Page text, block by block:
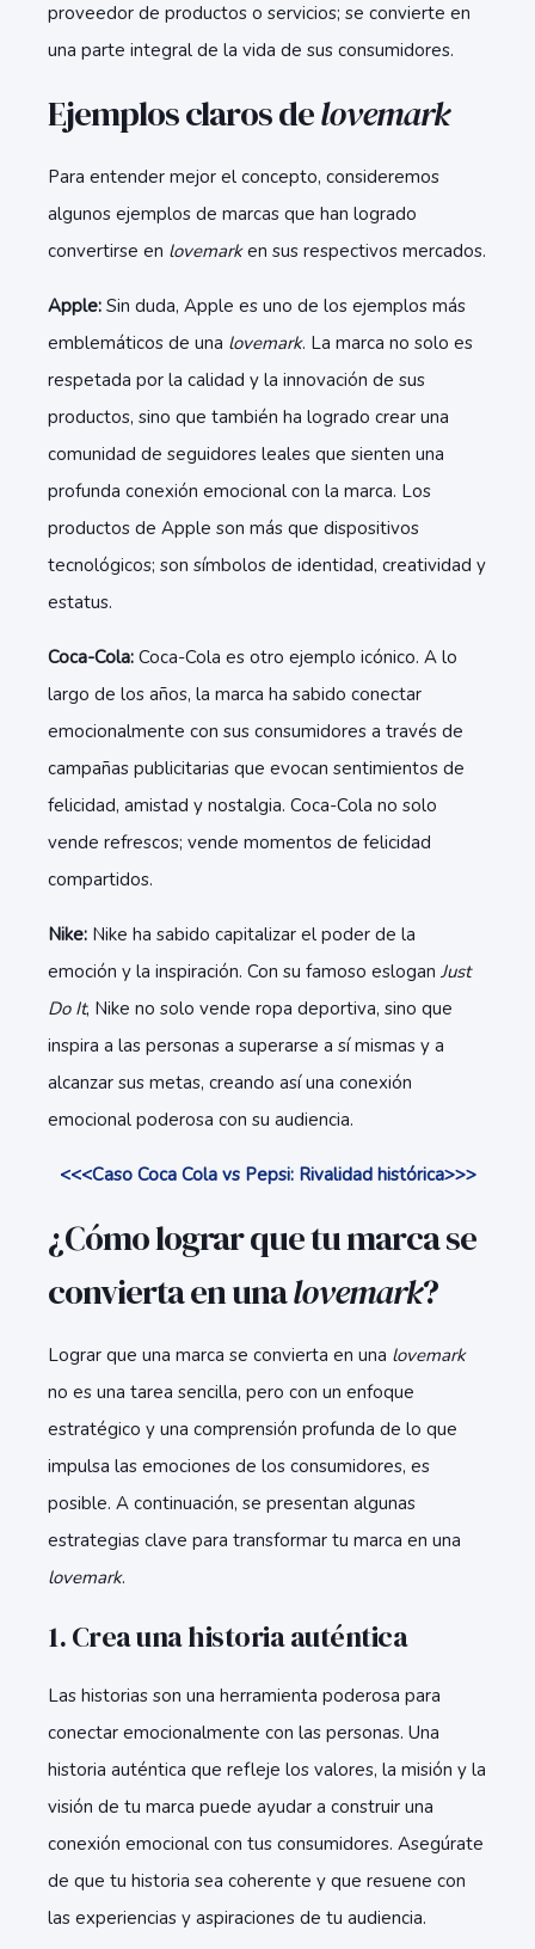
proveedor de productos o servicios; se convierte en
una parte integral de la vida de sus consumidores.
Ejemplos claros delovemark
Para entender mejor el concepto, consideremos
algunos ejemplos de marcas que han logrado
convertirse en lovemarken sus respectivos mercados.
Apple: Sin duda, Apple es uno de los ejemplos más
emblemáticos de una lovemark. La marca no solo es
respetada por la calidad y la innovación de sus
productos, sino que también ha logrado crear una
comunidad de seguidores leales que sienten una
profunda conexión emocional con la marca. Los
productos de Apple son más que dispositivos
tecnológicos; son símbolos de identidad, creatividad y
estatus.
Coca-Cola: Coca-Cola es otro ejemplo icónico. A lo
largo de los años, la marca ha sabido conectar
emocionalmente con sus consumidores a través de
campañas publicitarias que evocan sentimientos de
felicidad, amistad y nostalgia. Coca-Cola no solo
vende refrescos; vende momentos de felicidad
compartidos.
Nike: Nike ha sabido capitalizar el poder de la
emoción y la inspiración. Con su famoso eslogan Just
Do It, Nike no solo vende ropa deportiva, sino que
inspira a las personas a superarse a sí mismas y a
alcanzar sus metas, creando así una conexión
emocional poderosa con su audiencia.
<<<Caso Coca Cola vs Pepsi: Rivalidad histórica>>>
¿Cómo lograr que tu marca se
convierta en unalovemark?
Lograr que una marca se convierta en una lovemark
no es una tarea sencilla, pero con un enfoque
estratégico y una comprensión profunda de lo que
impulsa las emociones de los consumidores, es
posible. A continuación, se presentan algunas
estrategias clave para transformar tu marca en una
lovemark.
1. Crea una historia auténtica
Las historias son una herramienta poderosa para
conectar emocionalmente con las personas. Una
historia auténtica que refleje los valores, la misión y la
visión de tu marca puede ayudar a construir una
conexión emocional con tus consumidores. Asegúrate
de que tu historia sea coherente y que resuene con
las experiencias y aspiraciones de tu audiencia.